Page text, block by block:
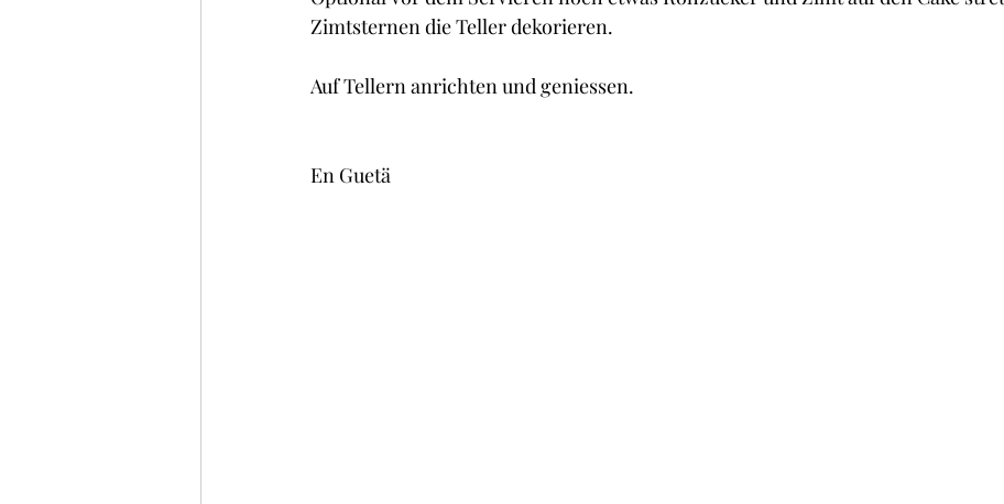
Zimtsternen die Teller dekorieren.
Auf Tellern anrichten und geniessen.
En Guetä